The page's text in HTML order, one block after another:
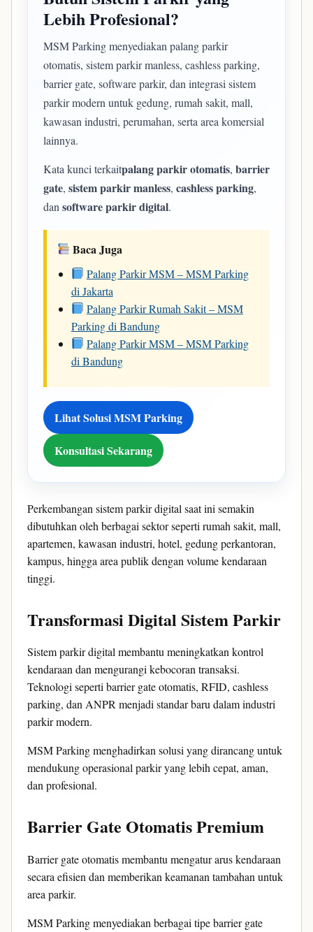
Lebih Profesional?
MSM Parking menyediakan palang parkir
otomatis, sistem parkir manless, cashless parking,
barrier gate, software parkir, dan integrasi sistem
parkir modern untuk gedung, rumah sakit, mall,
kawasan industri, perumahan, serta area komersial
lainnya.
Kata kunci terkaitpalang parkir otomatis, barrier
gate, sistem parkir manless, cashless parking,
dan software parkir digital.
Baca Juga
Palang Parkir MSM – MSM Parking
di Jakarta
Palang Parkir Rumah Sakit – MSM
Parking di Bandung
Palang Parkir MSM – MSM Parking
di Bandung
Lihat Solusi MSM Parking
Konsultasi Sekarang
Perkembangan sistem parkir digital saat ini semakin
dibutuhkan oleh berbagai sektor seperti rumah sakit, mall,
apartemen, kawasan industri, hotel, gedung perkantoran,
kampus, hingga area publik dengan volume kendaraan
tinggi.
Transformasi Digital Sistem Parkir
Sistem parkir digital membantu meningkatkan kontrol
kendaraan dan mengurangi kebocoran transaksi.
Teknologi seperti barrier gate otomatis, RFID, cashless
parking, dan ANPR menjadi standar baru dalam industri
parkir modern.
MSM Parking menghadirkan solusi yang dirancang untuk
mendukung operasional parkir yang lebih cepat, aman,
dan profesional.
Barrier Gate Otomatis Premium
Barrier gate otomatis membantu mengatur arus kendaraan
secara efisien dan memberikan keamanan tambahan untuk
area parkir.
MSM Parking menyediakan berbagai tipe barrier gate